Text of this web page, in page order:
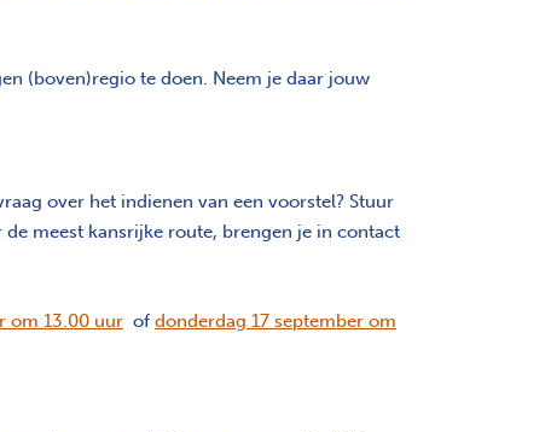
(boven)regio te doen. Neem je daar jouw
over het indienen van een voorstel? Stuur
meest kansrijke route, brengen je in contact
om 13.00 uur of donderdag 17 september om